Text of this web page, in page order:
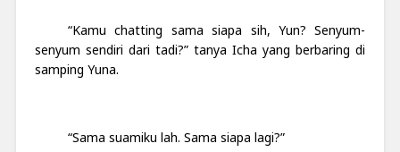
“Kamu chatting sama siapa sih, Yun? Senyum-
senyum sendiri dari tadi?” tanya Icha yang berbaring di
samping Yuna.
“Sama suamiku lah. Sama siapa lagi?”